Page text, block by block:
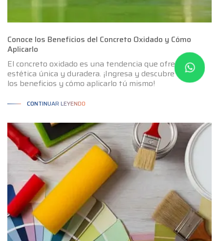
Conoce los Beneficios del Concreto Oxidado y Cómo
Aplicarlo
El concreto oxidado es una tendencia que ofrece una
estética única y duradera. ¡Ingresa y descubre todos
los beneficios y cómo aplicarlo tú mismo!
CONTINUAR LEYENDO